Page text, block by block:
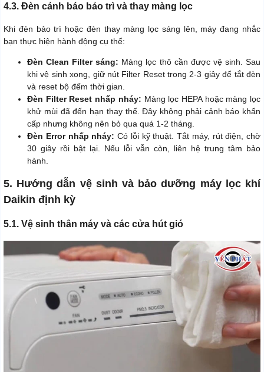
4.3. Đèn cảnh báo bảo trì và thay màng lọc
Khi đèn bảo trì hoặc đèn thay màng lọc sáng lên, máy đang nhắc
bạn thực hiện hành động cụ thể:
Đèn Clean Filter sáng: Màng lọc thô cần được vệ sinh. Sau
khi vệ sinh xong, giữ nút Filter Reset trong 2-3 giây để tắt đèn
và reset bộ đếm thời gian.
Đèn Filter Reset nhấp nháy: Màng lọc HEPA hoặc màng lọc
khử mùi đã đến hạn thay thế. Đây không phải cảnh báo khẩn
cấp nhưng không nên bỏ qua quá 1-2 tháng.
Đèn Error nhấp nháy: Có lỗi kỹ thuật. Tắt máy, rút điện, chờ
30 giây rồi bật lại. Nếu lỗi vẫn còn, liên hệ trung tâm bảo
hành.
5. Hướng dẫn vệ sinh và bảo dưỡng máy lọc khí
Daikin định kỳ
5.1. Vệ sinh thân máy và các cửa hút gió